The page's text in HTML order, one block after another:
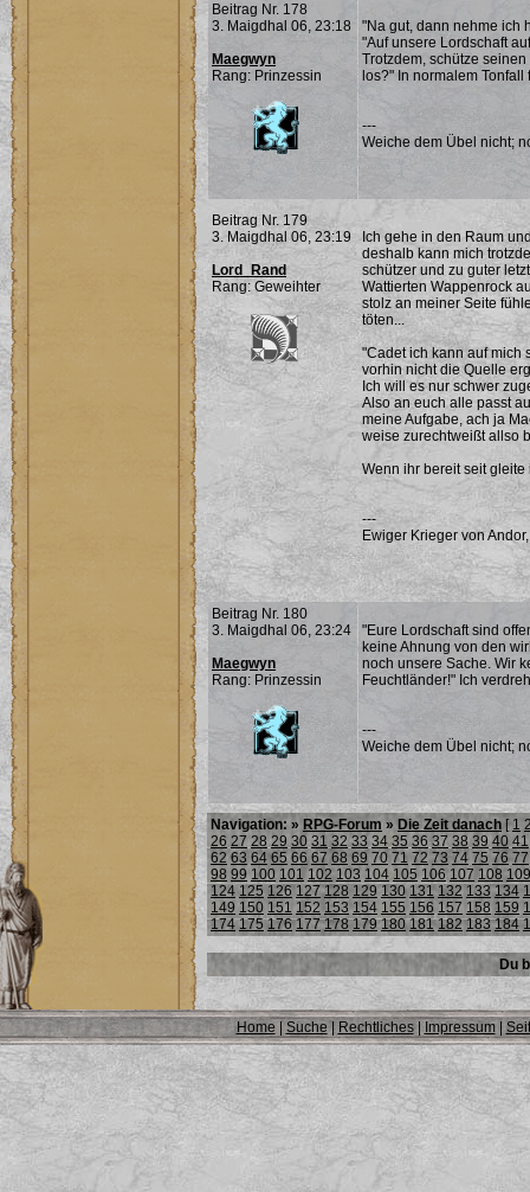
Beitrag Nr. 178
3. Maigdhal 06, 23:18
Maegwyn
Rang: Prinzessin
"Na gut, dann nehme ich
"Auf unsere Lordschaft
Trotzdem, schütze
los?" In normalem
---
Weiche dem Übel nicht;
Beitrag Nr. 179
3. Maigdhal 06, 23:19
Lord_Rand
Rang: Geweihter
Ich gehe in den Raum
deshalb kann mich
schützer und zu guter
Wattierten Wappenrock
stolz an meiner Seite
töten...
"Cadet ich kann auf mich
vorhin nicht die Quelle
Ich will es nur schwer
Also an euch alle passt
meine Aufgabe, ach ja
weise zurechtweißt allso
Wenn ihr bereit seit gleite
---
Ewiger Krieger von
Beitrag Nr. 180
3. Maigdhal 06, 23:24
Maegwyn
Rang: Prinzessin
"Eure Lordschaft sind
keine Ahnung von den
noch unsere Sache. Wir
Feuchtländer!" Ich
---
Weiche dem Übel nicht;
Navigation: » RPG-Forum » Die Zeit danach [1
26 27 28 29 30 31 32 33 34 35 36 37 38 39 40 41
62 63 64 65 66 67 68 69 70 71 72 73 74 75 76 77
98 99 100 101 102 103 104 105 106 107 108 109
124 125 126 127 128 129 130 131 132 133 134
149 150 151 152 153 154 155 156 157 158 159
174 175 176 177 178 179 180 181 182 183 184
Du
Home| Suche | Rechtliches| Impressum|